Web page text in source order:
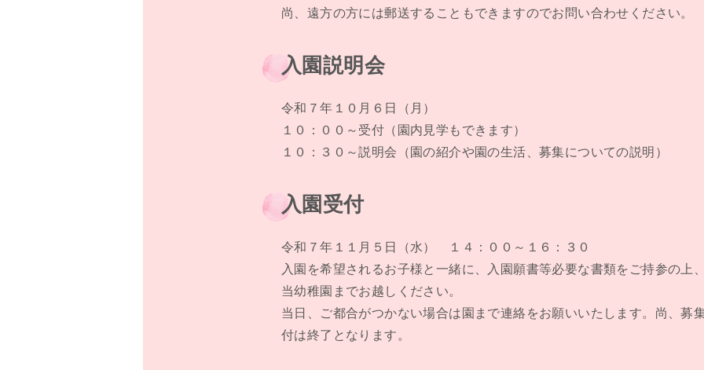
尚、遠方の方には郵送することもできますのでお問い合わせください。
入園説明会
令和７年１０月６日（月）
１０：００～受付（園内見学もできます）
１０：３０～説明会（園の紹介や園の生活、募集についての説明）
入園受付
令和７年１１月５日（水） １４：００～１６：３０
入園を希望されるお子様と一緒に、入園願書等必要な書類をご持参の上
当幼稚園までお越しください。
当日、ご都合がつかない場合は園まで連絡をお願いいたします。尚、募
付は終了となります。